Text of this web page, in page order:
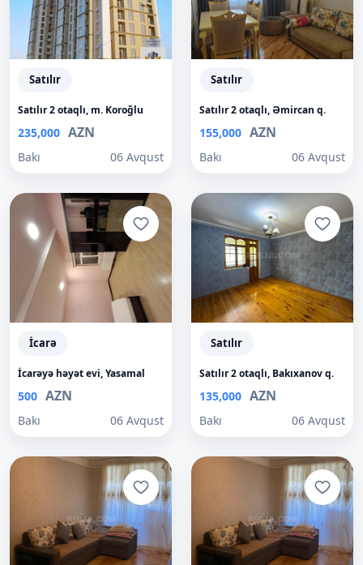
Satılır
Satılır 2 otaqlı, m. Koroğlu
235,000 AZN
Bakı 06 Avqust
Satılır
Satılır 2 otaqlı, Əmircan q.
155,000 AZN
Bakı 06 Avqust
İcarə
İcarəyə həyət evi, Yasamal
500 AZN
Bakı 06 Avqust
Satılır
Satılır 2 otaqlı, Bakıxanov q.
135,000 AZN
Bakı 06 Avqust